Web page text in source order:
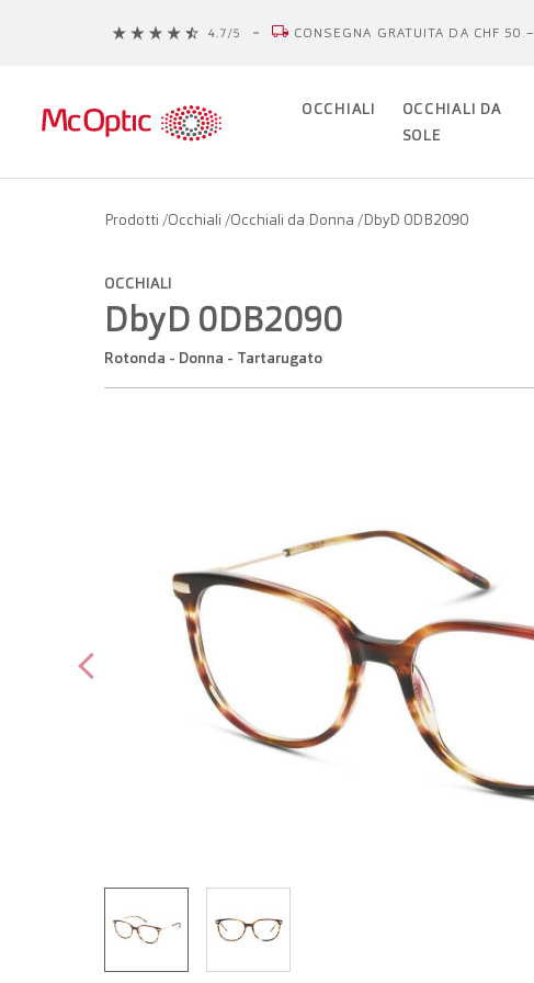
CONSEGNA GRATUITA DA CHF 50.–
OCCHIALI
OCCHIALI DA
SOLE
Prodotti /Occhiali /Occhiali da Donna /DbyD 0DB2090
OCCHIALI
DbyD 0DB2090
Rotonda - Donna - Tartarugato